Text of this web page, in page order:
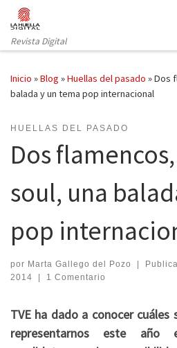
Saltar al contenido
Revista Digital
Inicio »Blog »Huellas del pasado »Dos
balada y un tema pop internacional
HUELLAS DEL PASADO
Dos
soul, una
pop
por Marta Gallego del Pozo |
2014
| 1 Comentario
TVE ha dado a conocer
representarnos este año